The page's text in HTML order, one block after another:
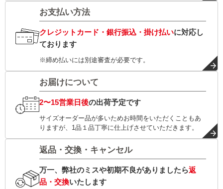
お支払い方法
クレジットカード・銀行振込・掛け払いに対応し
ております
※締め払いには別途審査が必要です。
お届けについて
2〜15営業日後の出荷予定です
サイズオーダー品が多いためお時間をいただくこともあ
りますが、1品１品丁寧に仕上げさせていただきます。
返品・交換・キャンセル
万一、弊社のミスや初期不良がありましたら返
品・交換いたします